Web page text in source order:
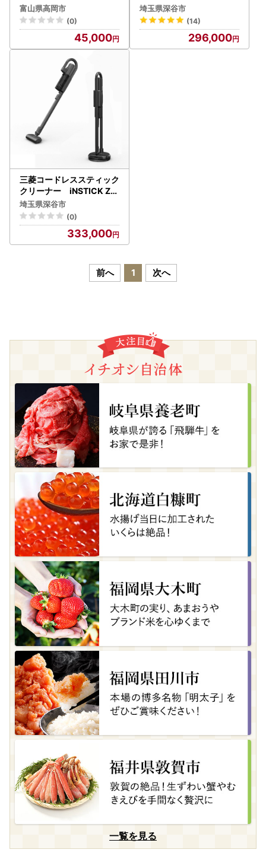
レムノス 時計 工芸品 装飾
品 民芸品 伝統技術 インテ
リア 掛け時計 FAD-0317
富山県高岡市
(0)
45,000
BAQ（サイクロン式） H
C-JD2C-N＜カラー：マ
ットグランゴールド＞ 【
11218-0972】
埼玉県深谷市
(14)
296,000
三菱コードレススティック
クリーナー iNSTICK ZU
BAQ（紙パック式） HC
-JK2E-B＜カラー：マッ
トチタンブラック＞ 【11
218-0973】
埼玉県深谷市
(0)
333,000
前へ 1 次へ
一覧を見る